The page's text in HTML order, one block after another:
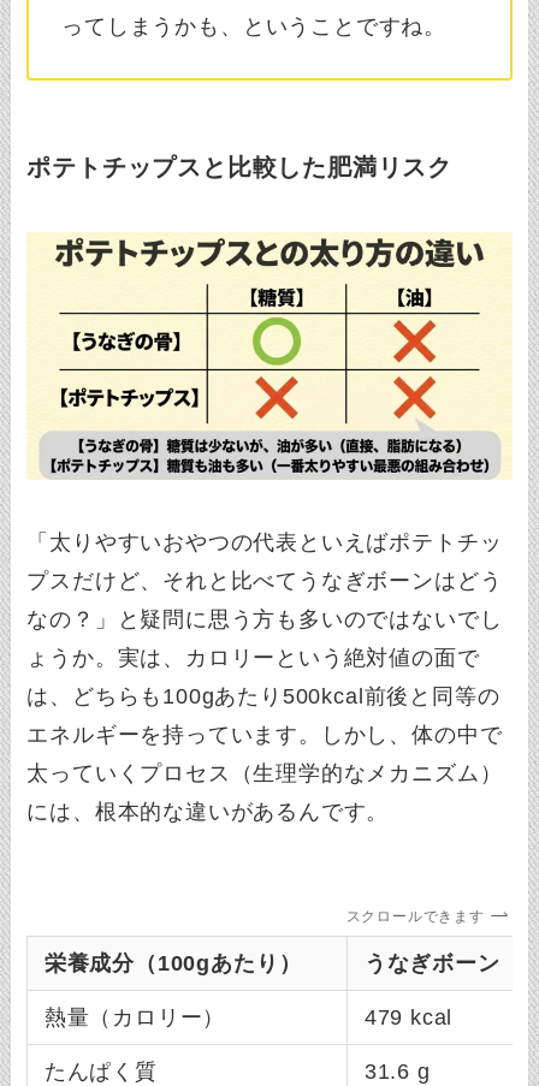
ってしまうかも、ということですね。
ポテトチップスと比較した肥満リスク
「太りやすいおやつの代表といえばポテトチッ
プスだけど、それと比べてうなぎボーンはどう
なの？」と疑問に思う方も多いのではないでし
ょうか。実は、カロリーという絶対値の面で
は、どちらも100gあたり500kcal前後と同等の
エネルギーを持っています。しかし、体の中で
太っていくプロセス（生理学的なメカニズム）
には、根本的な違いがあるんです。
スクロールできます
栄養成分（100gあたり） うなぎボーン
熱量（カロリー） 479 kcal
たんぱく質 31.6 g